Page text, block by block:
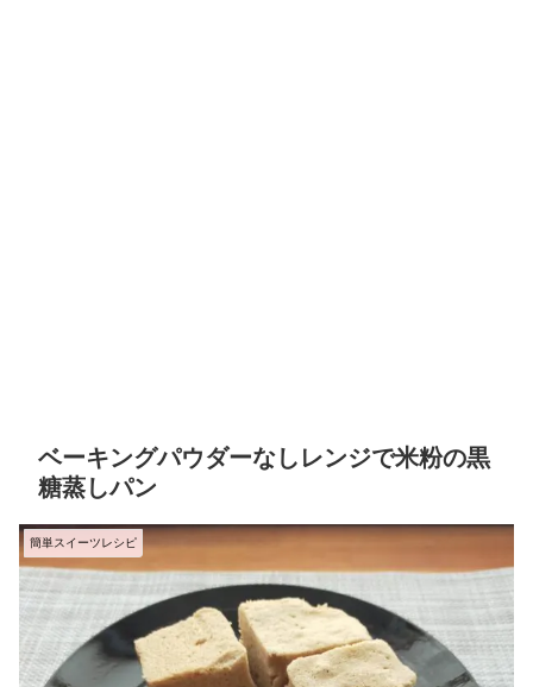
ベーキングパウダーなしレンジで米粉の黒
糖蒸しパン
簡単スイーツレシピ